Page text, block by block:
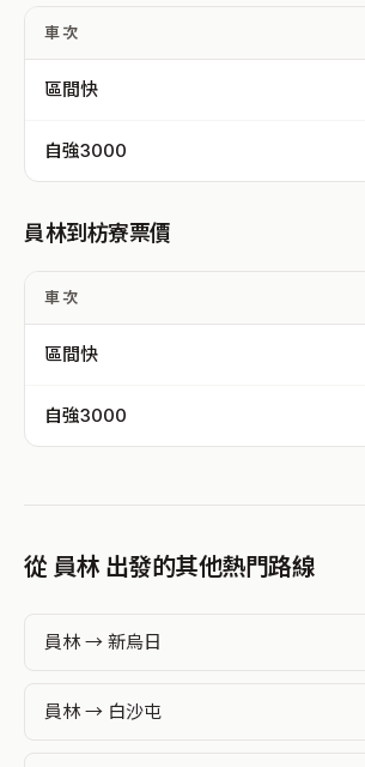
車次
區間快
自強3000
員林到枋寮票價
車次
區間快
自強3000
從 員林 出發的其他熱門路線
員林 → 新烏日
員林 → 白沙屯